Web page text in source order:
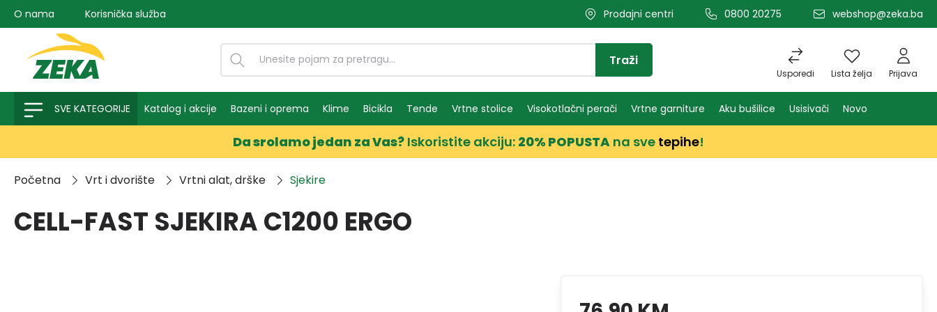
pretragu Preskoči na glavnu navigaciju
O nama Korisnička služba Prodajni centri 0800 20275 webshop@zeka.ba
Usporedi Lista želja Prijava
Traži
SVE KATEGORIJE Katalog i akcije Bazeni i oprema Klime Bicikla Tende Vrtne stolice Visokotlačni perači Vrtne garniture Aku bušilice Usisivači Novo
Da srolamo jedan za Vas? Iskoristite akciju: 20% POPUSTA na sve tepihe!
Početna Vrt i dvorište Vrtni alat, drške Sjekire
CELL-FAST SJEKIRA C1200 ERGO